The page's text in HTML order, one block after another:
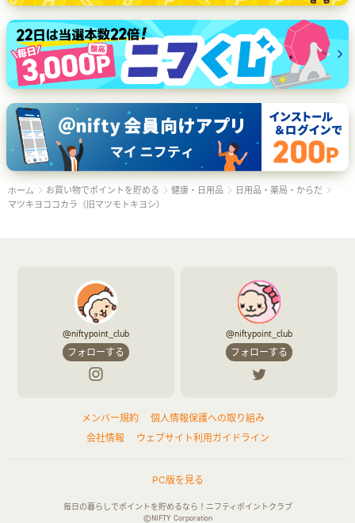
ホーム お買い物でポイントを貯める 健康・日用品
日用品・薬局・からだ
マツキヨココカラ（旧マツモトキヨシ）
@niftypoint_club
フォローする
@niftypoint_club
フォローする
メンバー規約
個人情報保護への取り組み
会社情報
ウェブサイト利用ガイドライン
PC版を見る
毎日の暮らしでポイントを貯めるなら！ニフティポイントクラブ
©NIFTY Corporation